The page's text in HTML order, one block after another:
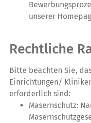
unserer
Rechtliche
Bitte beachten Sie,
Einrichtungen/
erforderlich sind:
Masernschutz: